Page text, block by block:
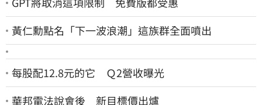
黃仁勳點名「下一波浪潮」這族群全面噴出
每股配12.8元的它 Ｑ2營收曝光
華邦電法說會後 新目標價出爐